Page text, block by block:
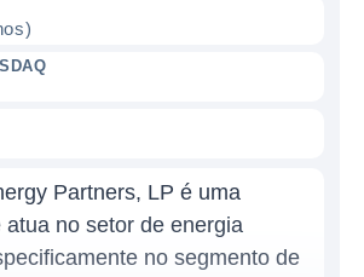
Partners, LP é uma
atua no setor de energia
no segmento de